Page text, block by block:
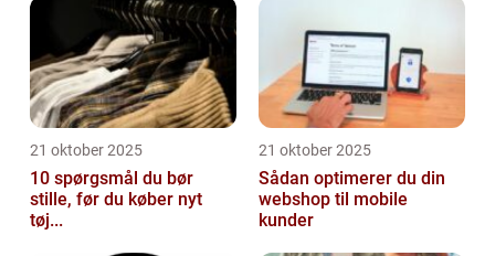
21 oktober 2025
10 spørgsmål du bør
stille, før du køber nyt
tøj...
21 oktober 2025
Sådan optimerer du din
webshop til mobile
kunder